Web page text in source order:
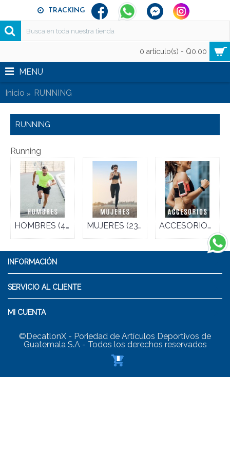
TRACKING
0 artículo(s) - Q0.00
MENU
Inicio RUNNING
RUNNING
Running
HOMBRES (458) MUJERES (238) ACCESORIOS (59)
INFORMACIÓN
SERVICIO AL CLIENTE
MI CUENTA
©DecatlonX - Poriedad de Artículos Deportivos de
Guatemala S.A - Todos los derechos reservados